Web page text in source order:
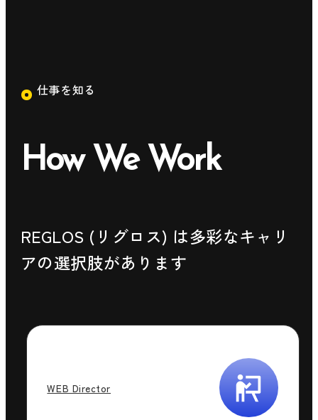
仕事を知る
How We Work
REGLOS (リグロス) は多彩なキャリ
アの選択肢があります
WEB Director